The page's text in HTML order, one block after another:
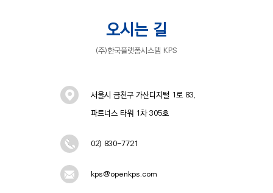
오시는 길
(주)한국플랫폼시스템 KPS
서울시 금천구 가산디지털 1로 83,
파트너스 타워 1차 305호
02) 830-7721
kps@openkps.com